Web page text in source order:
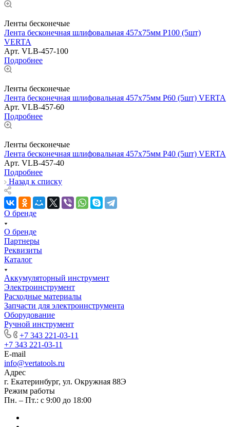
Ленты бесконечые
Лента бесконечная шлифовальная 457х75мм Р100 (5шт)
VERTA
Арт. VLB-457-100
Подробнее
Ленты бесконечые
Лента бесконечная шлифовальная 457х75мм Р60 (5шт) VERTA
Арт. VLB-457-60
Подробнее
Ленты бесконечые
Лента бесконечная шлифовальная 457х75мм Р40 (5шт) VERTA
Арт. VLB-457-40
Подробнее
Назад к списку
О бренде
О бренде
Партнеры
Реквизиты
Каталог
Аккумуляторный инструмент
Электроинструмент
Расходные материалы
Запчасти для электроинструмента
Оборудование
Ручной инструмент
+7 343 221-03-11
+7 343 221-03-11
E-mail
info@vertatools.ru
Адрес
г. Екатеринбург, ул. Окружная 88Э
Режим работы
Пн. – Пт.: с 9:00 до 18:00